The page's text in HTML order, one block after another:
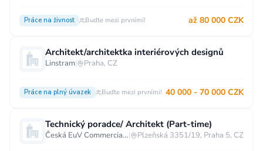
Práce na živnost Buďte mezi prvními! až 80 000 CZK
Architekt/architektka interiérových designů
Linstram| Praha, CZ
Práce na plný úvazek Buďte mezi prvními! 40 000 - 70 000 CZK
Technický poradce/ Architekt (Part-time)
Česká EuV Commercial s.r.o.| Plzeňská 3351/19, Praha 5, CZ